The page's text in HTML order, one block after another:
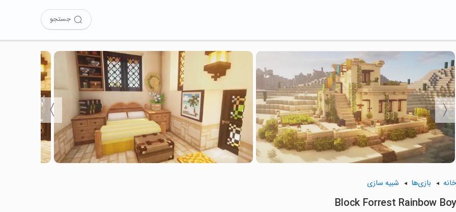
جستجو
〈
〉
خانه بازی‌ها شبیه سازی
Block Forrest Rainbow Boy